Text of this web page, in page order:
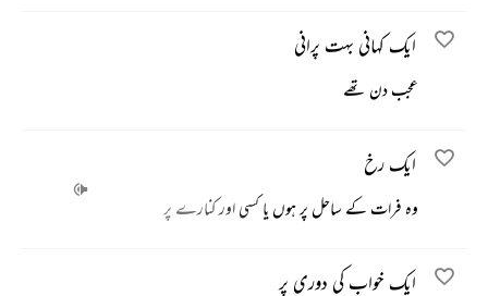
ایک کہانی بہت پرانی
عجب دن تھے
ایک رخ
وہ فرات کے ساحل پر ہوں یا کسی اور کنارے پر
ایک خواب کی دوری پر